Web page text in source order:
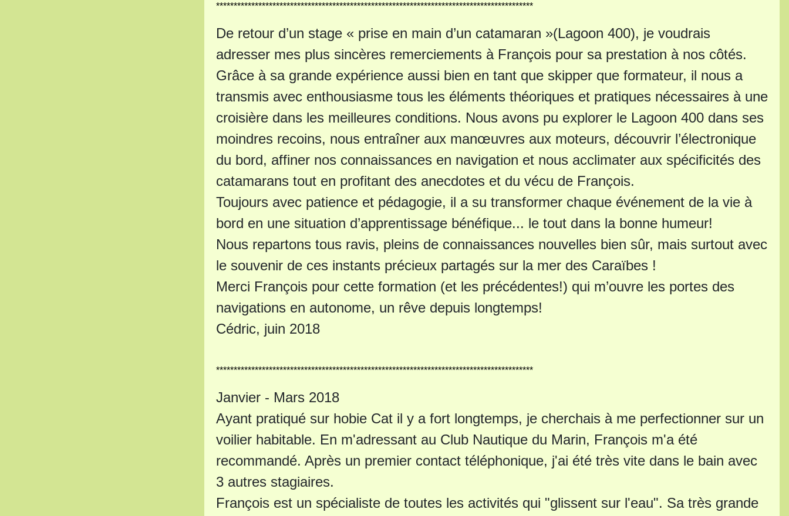
******************************************************************************************
De retour d’un stage « prise en main d’un catamaran »(Lagoon 400), je voudrais
adresser mes plus sincères remerciements à François pour sa prestation à nos côtés.
Grâce à sa grande expérience aussi bien en tant que skipper que formateur, il nous a
transmis avec enthousiasme tous les éléments théoriques et pratiques nécessaires à une
croisière dans les meilleures conditions. Nous avons pu explorer le Lagoon 400 dans ses
moindres recoins, nous entraîner aux manœuvres aux moteurs, découvrir l’électronique
du bord, affiner nos connaissances en navigation et nous acclimater aux spécificités des
catamarans tout en profitant des anecdotes et du vécu de François.
Toujours avec patience et pédagogie, il a su transformer chaque événement de la vie à
bord en une situation d’apprentissage bénéfique... le tout dans la bonne humeur!
Nous repartons tous ravis, pleins de connaissances nouvelles bien sûr, mais surtout avec
le souvenir de ces instants précieux partagés sur la mer des Caraïbes !
Merci François pour cette formation (et les précédentes!) qui m’ouvre les portes des
navigations en autonome, un rêve depuis longtemps!
Cédric, juin 2018
******************************************************************************************
Janvier - Mars 2018
Ayant pratiqué sur hobie Cat il y a fort longtemps, je cherchais à me perfectionner sur un
voilier habitable. En m'adressant au Club Nautique du Marin, François m'a été
recommandé. Après un premier contact téléphonique, j'ai été très vite dans le bain avec
3 autres stagiaires.
François est un spécialiste de toutes les activités qui "glissent sur l'eau". Sa très grande